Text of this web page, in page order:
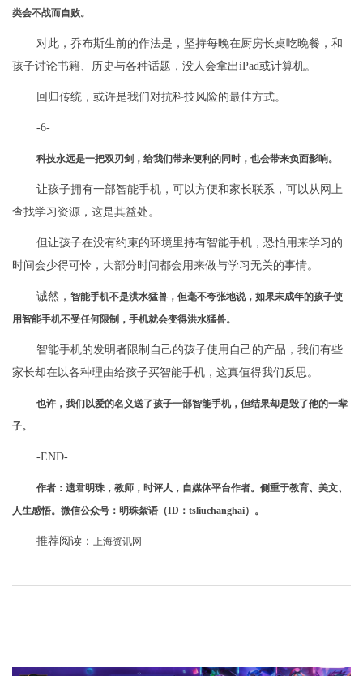
类会不战而自败。
对此，乔布斯生前的作法是，坚持每晚在厨房长桌吃晚餐，和
孩子讨论书籍、历史与各种话题，没人会拿出iPad或计算机。
回归传统，或许是我们对抗科技风险的最佳方式。
-6-
科技永远是一把双刃剑，给我们带来便利的同时，也会带来负面影响。
让孩子拥有一部智能手机，可以方便和家长联系，可以从网上
查找学习资源，这是其益处。
但让孩子在没有约束的环境里持有智能手机，恐怕用来学习的
时间会少得可怜，大部分时间都会用来做与学习无关的事情。
诚然， 智能手机不是洪水猛兽，但毫不夸张地说，如果未成年的孩子使
用智能手机不受任何限制，手机就会变得洪水猛兽。
智能手机的发明者限制自己的孩子使用自己的产品，我们有些
家长却在以各种理由给孩子买智能手机，这真值得我们反思。
也许，我们以爱的名义送了孩子一部智能手机，但结果却是毁了他的一辈
子。
-END-
作者：遗君明珠，教师，时评人，自媒体平台作者。侧重于教育、美文、
人生感悟。微信公众号：明珠絮语（ID：tsliuchanghai）。
推荐阅读： 上海资讯网